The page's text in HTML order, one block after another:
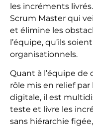
les incréments
Scrum Master qui
et élimine les
l’équipe, qu’ils
organisationnels.
Quant à l’équipe
rôle mis en relief
digitale, il est
teste et livre les
sans hiérarchie